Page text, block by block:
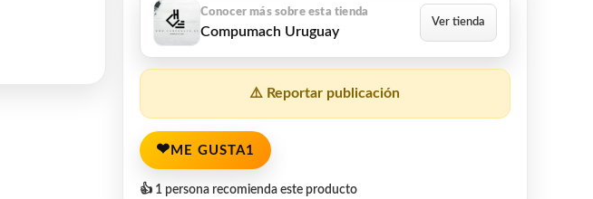
Compumach Uruguay
⚠️ Reportar publicación
❤ ME GUSTA1
👍 1 persona recomienda este producto